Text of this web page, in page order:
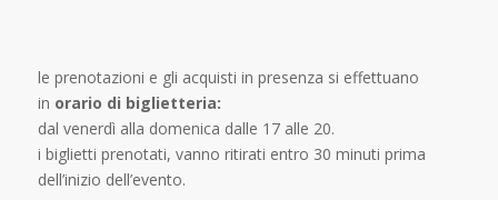
le prenotazioni e gli acquisti in presenza si effettuano
in orario di biglietteria:
dal venerdì alla domenica dalle 17 alle 20.
i biglietti prenotati, vanno ritirati entro 30 minuti prima
dell’inizio dell’evento.